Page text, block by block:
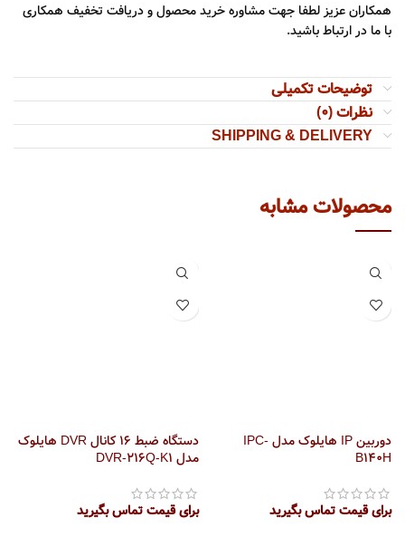
همکاران عزیز لطفا جهت مشاوره خرید محصول و دریافت تخفیف همکاری
با ما در ارتباط باشید.
توضیحات تکمیلی
نظرات (0)
SHIPPING & DELIVERY
محصولات مشابه
دوربین IP هایلوک مدل IPC-
B140H
برای قیمت تماس بگیرید
دستگاه ضبط 16 کانال DVR هایلوک
مدل DVR-216Q-K1
برای قیمت تماس بگیرید